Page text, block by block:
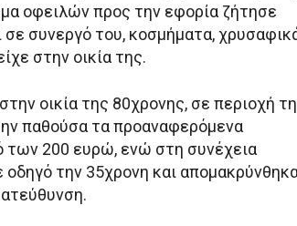
οφειλών προς την εφορία ζήτησε
συνεργό του, κοσμήματα,
στην οικία της.
οικία της 80χρονης, σε περιοχή
παθούσα τα προαναφερόμενα
των 200 ευρώ, ενώ στη συνέχεια
οδηγό την 35χρονη και